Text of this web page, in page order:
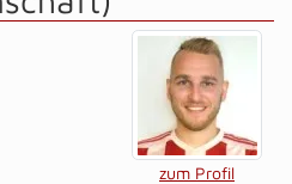
zum Profil